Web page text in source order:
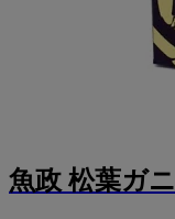
魚政 松葉ガニ